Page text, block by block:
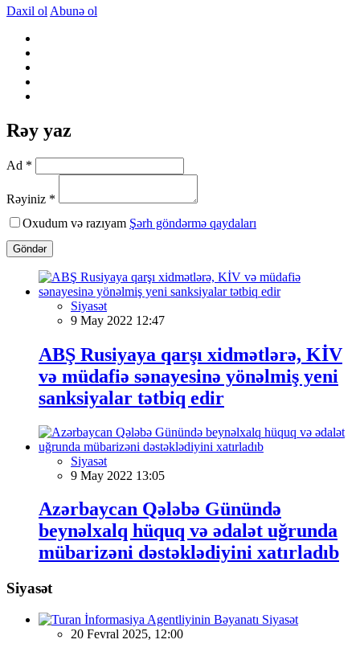
Daxil ol Abunə ol
Rəy yaz
Ad *
Rəyiniz *
Oxudum və razıyam Şərh göndərmə qaydaları
Göndər
Siyasət
9 May 2022 12:47
ABŞ Rusiyaya qarşı xidmətlərə, KİV
və müdafiə sənayesinə yönəlmiş yeni
sanksiyalar tətbiq edir
Siyasət
9 May 2022 13:05
Azərbaycan Qələbə Günündə
beynəlxalq hüquq və ədalət uğrunda
mübarizəni dəstəklədiyini xatırladıb
Siyasət
Siyasət
20 Fevral 2025, 12:00